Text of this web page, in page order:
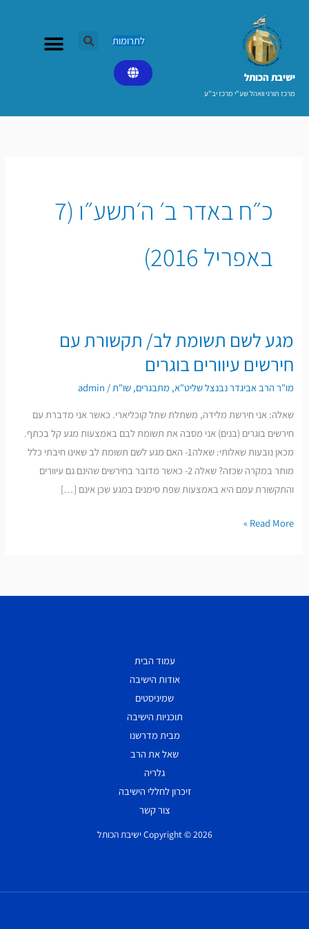
ישיבת הכותל​
מרכז תורני וואהל שע"י מרכז יב"ע
לתרומות
כ״ח באדר ב׳ ה׳תשע״ו (7
באפריל 2016)
מגע לשם תשומת לב/ תקשורת עם
חירשים עיוורים בוגרים
מו"ר הרב אביגדר נבנצל שליט"א, מתבגרים,שו"ת/
admin
שאלה: אני חירשת מלידה, משתלת שתל קוכליארי. כאשר אני מדברת עם
חירשים בוגרים (בנים) אני מסבה את תשומת לבם באמצעות מגע קל בכתף.
מכאן נובעות שאלותי: שאלה1- האם מגע לשם תשומת לב שאינו חיבתי כלל
מותר במקרה שכזה? שאלה 2- כאשר מדובר בחירשים שהינם גם עיוורים
והתקשורת עמם היא באמצעות שפת סימנים במגע שכן אינם […]
מגע
תשומת
לב/
תקשורת
עם
חירשים
עיוורים
בוגרים
Read More »
עמוד הבית
אודות הישיבה
שמיניסטים
תוכניות הישיבה
מבית מדרשנו
שאל את הרב
גלריה
זיכרון לחללי הישיבה
צור קשר
Copyright © 2026 ישיבת הכותל